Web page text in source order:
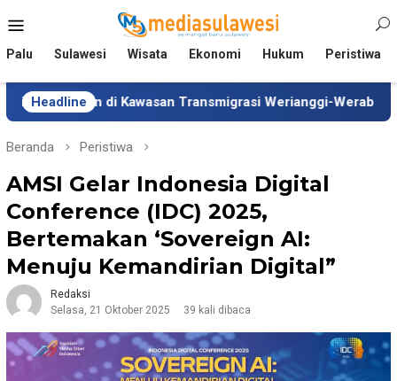
ke
Mobile
Palu Sulawesi Wisata Ekonomi Hukum Peristiwa
Headline
di Kawasan Transmigrasi Werianggi-Werabur Papua Barat
Beranda Peristiwa
AMSI Gelar Indonesia Digital
Conference (IDC) 2025,
Bertemakan ‘Sovereign AI:
Menuju Kemandirian Digital”
Redaksi
Selasa, 21 Oktober 2025
39 kali dibaca